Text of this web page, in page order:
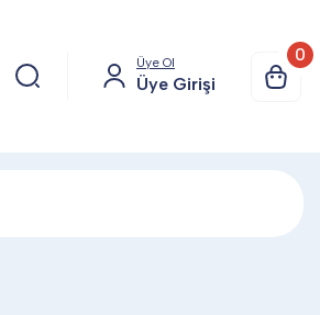
Üye Ol
Üye Girişi
0